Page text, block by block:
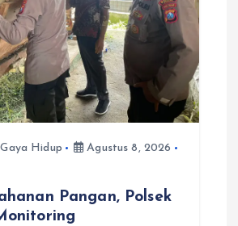
Gaya Hidup
Agustus 8, 2026
Pangan, Polsek